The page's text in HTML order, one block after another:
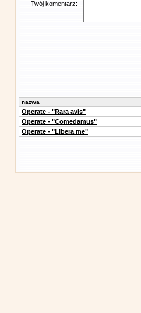
Twój komentarz:
nazwa
Operate - "Rara avis"
Operate - "Comedamus"
Operate - "Libera me"